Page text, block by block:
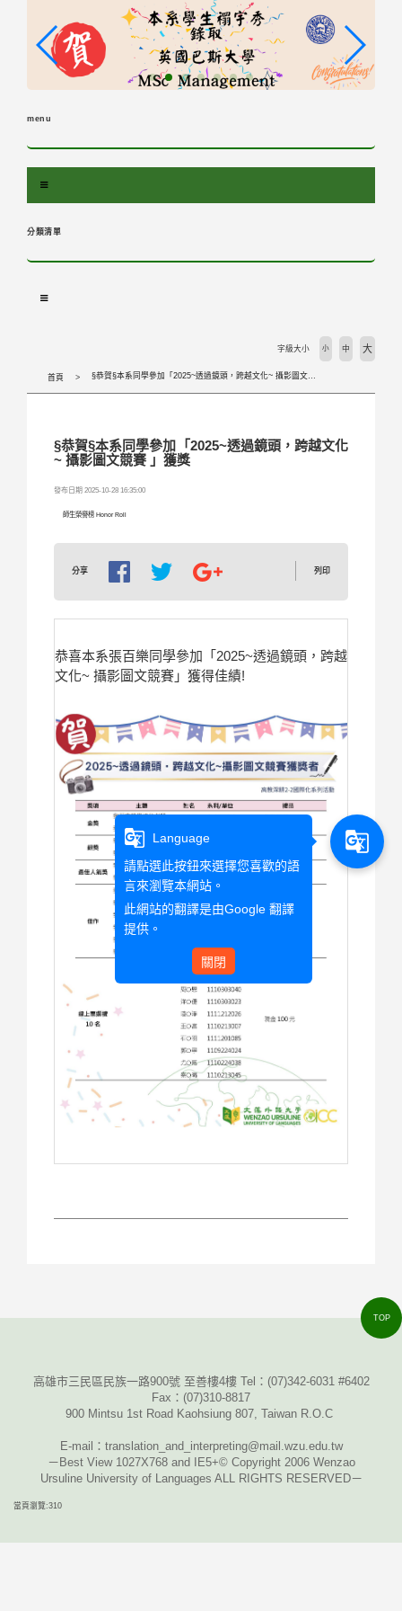
menu
分類清單
首頁 §恭賀§本系同學參加「2025~透過鏡頭，跨越文化~ 攝影圖文競賽 」獲獎
字級大小 小 中 大
§恭賀§本系同學參加「2025~透過鏡頭，跨越文化
~ 攝影圖文競賽 」獲獎
發布日期 2025-10-28 16:35:00
師生榮譽榜 Honor Roll
分享 列印
恭喜本系張百樂同學參加「2025~透過鏡頭，跨越
文化~ 攝影圖文競賽」獲得佳績!
高雄市三民區民族一路900號 至善樓4樓 Tel： (07)342-6031 #6402
Fax ： (07)310-8817
900 Mintsu 1st Road Kaohsiung 807, Taiwan R.O.C
E-mail ：translation_and_interpreting@mail.wzu.edu.tw
－Best View 1027X768 and IE5+© Copyright 2006 Wenzao
Ursuline University of Languages ALL RIGHTS RESERVED－
當頁瀏覽:310
TOP
g_translate
Language
請點選此按鈕來選擇您喜歡的語
言來瀏覽本網站。
此網站的翻譯是由Google 翻譯
提供。
關閉
g_translate